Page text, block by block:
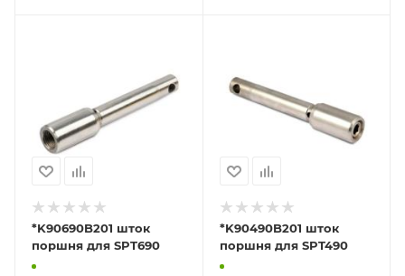
*K90690B201 шток
поршня для SPT690
*K90490B201 шток
поршня для SPT490